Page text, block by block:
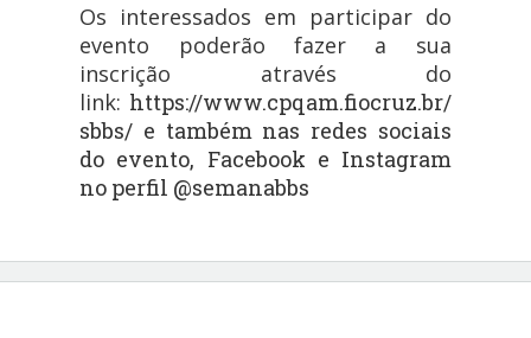
Os interessados em participar do
evento poderão fazer a sua
inscrição através do
link: https://www.cpqam.fiocruz.br/
sbbs/ e também nas redes sociais
do evento, Facebook e Instagram
no perfil @semanabbs